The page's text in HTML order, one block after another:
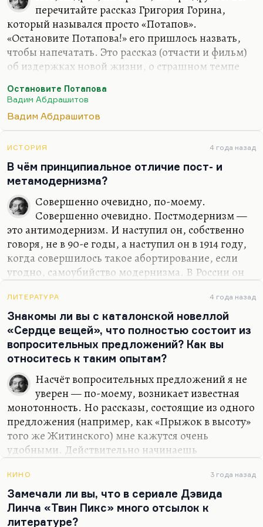
перечитайте рассказ Григория Горина,
который назывался просто «Потапов».
«Остановите Потапова!» его пришлось назвать,
чтобы напечатать. Это рассказ (отчасти и фильм)
об издержках новой жизни, о страшном темпе
конформизме, о душевной глухоте, которая
становится неизбежным следствием этого
постоянно успевания. Позднее Александр
марафон», где герой тоже всё время бежит, но, в
отличие от Потапова, герой «Осеннего марафона»
наделён душевной чуткостью, и ему ситуация
невыносима. Потапов, который делает всё по
звонку, по свистку, по часам и так далее,— он,
конечно,…
Остановите Потапова
Вадим Абдрашитов
Вадим Абдрашитов
ИСТОРИЯ 4 года назад
В чём принципиальное отличие пост- и
метамодернизма?
Совершенно очевидно, по-моему.
Совершенно очевидно. Постмодернизм —
это антимодернизм. И наступил он, собственно
говоря, не в 90-е годы, а наступил он в 1914 году,
когда совершилось такое абортирование, если
угодно, самоубийство модернизма. В России он
осуществил социальную революцию. А вот
метамодернизм — это как раз попытка вернуться
к идеологии модерна. Идеология модерна не
очень радостна, не очень празднична, но вот она
как раз требует жертвы, требует, если угодно,
личностного роста. Главная цель по модернизму
— это рост, производство, созидание,
понимание. Главная цель по постмодернизму —
это питание, потребление. А метамодернизм —
это такая…
ЛИТЕРАТУРА 4 года назад
Знакомы ли вы с каталонской новеллой
«Сердце вещей», что полностью состоит из
вопросительных предложений? Как вы
относитесь к таким опытам?
Насчёт вопросительных предложений я не
уверен — по-моему, возникает известная
монотонность. Но рассказы, состоящие из одного
предложения (например, как «Прыжок в высоту»
того же Житинского) мне кажутся очень
удобными. Действительно начинаешь
покачиваясь, закинув голову…» Я хорошо его
помню. И дальше — шесть страниц, пока не
будет точки. Мощный рассказ. У Сорокина есть
интересные в этом смысле опыты — например,
КИНО 3 года назад
Замечали ли вы, что в сериале Дэвида
Линча «Твин Пикс» много отсылок к
литературе?